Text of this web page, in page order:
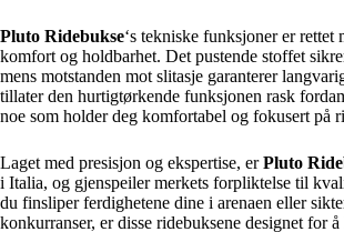
Pluto Ridebukse‘s tekniske funksjoner er rettet
komfort og holdbarhet. Det pustende stoffet
mens motstanden mot slitasje garanterer
tillater den hurtigtørkende funksjonen rask
noe som holder deg komfortabel og fokusert på
Laget med presisjon og ekspertise, erPluto
i Italia, og gjenspeiler merkets forpliktelse til
du finsliper ferdighetene dine i arenaen eller
konkurranser, er disse ridebuksene designet for